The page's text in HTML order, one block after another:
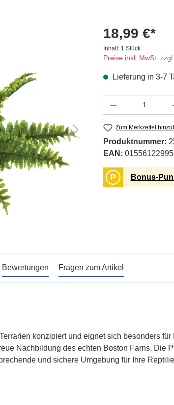
18,99 €*
Inhalt: 1 Stück
Preise inkl. MwSt.
Lieferung in 3-7
Zum Merkzettel
Produktnummer:
EAN:
P Bonus-
Bewertungen Fragen zum Artikel
konzipiert und eignet sich besonders
Nachbildung des echten Boston Farns. Die
und sichere Umgebung für Ihre